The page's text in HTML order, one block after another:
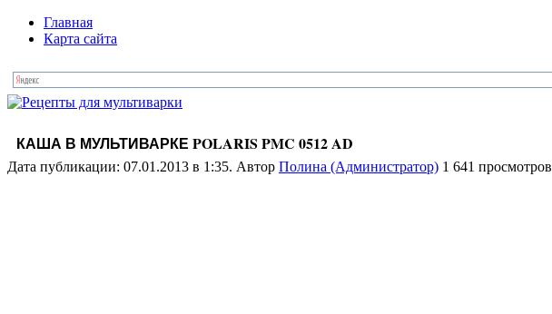
Главная
Карта сайта
КАША В МУЛЬТИВАРКЕ POLARIS PMC 0512 AD
Дата публикации: 07.01.2013 в 1:35. Автор Полина (Администратор) 1 641 просмотров